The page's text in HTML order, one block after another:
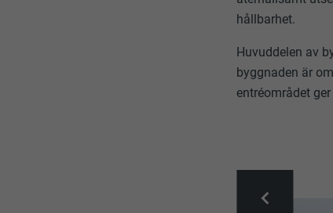
hållbarhet.
Huvuddelen av
byggnaden är
entréområdet